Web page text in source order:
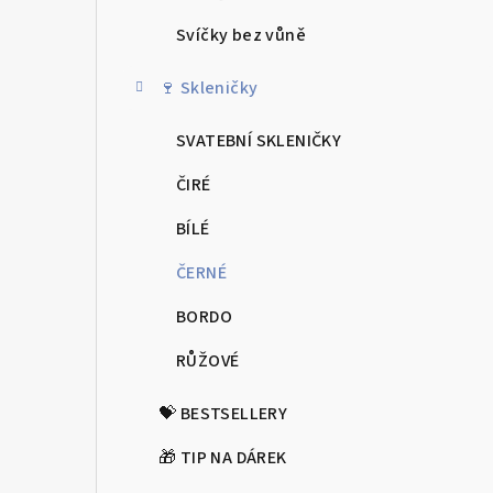
Svíčky bez vůně
🍷 Skleničky
SVATEBNÍ SKLENIČKY
ČIRÉ
BÍLÉ
ČERNÉ
BORDO
RŮŽOVÉ
💝 BESTSELLERY
🎁 TIP NA DÁREK